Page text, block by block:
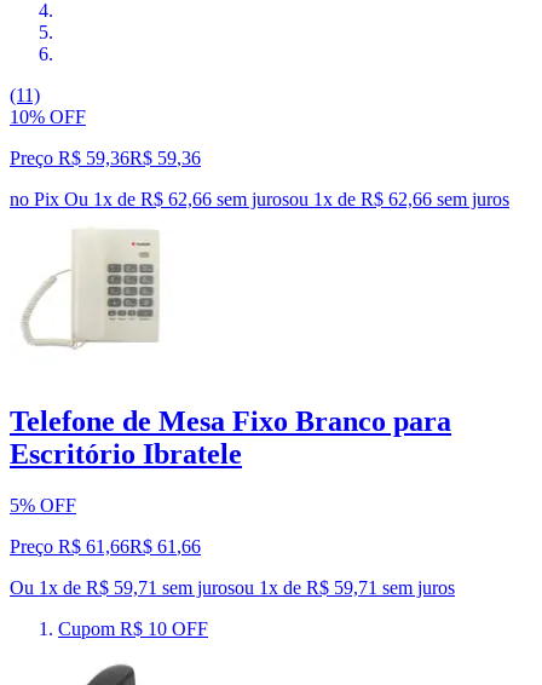
(11)
10% OFF
Preço R$ 59,36R$ 59,36
no Pix Ou 1x de R$ 62,66 sem jurosou 1x de R$ 62,66 sem juros
Telefone de Mesa Fixo Branco para
Escritório Ibratele
5% OFF
Preço R$ 61,66R$ 61 ,66
Ou 1x de R$ 59,71 sem jurosou 1x de R$ 59,71 sem juros
Cupom R$ 10 OFF